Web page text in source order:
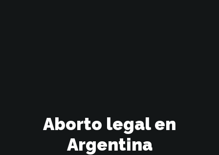
Aborto legal en
Argentina